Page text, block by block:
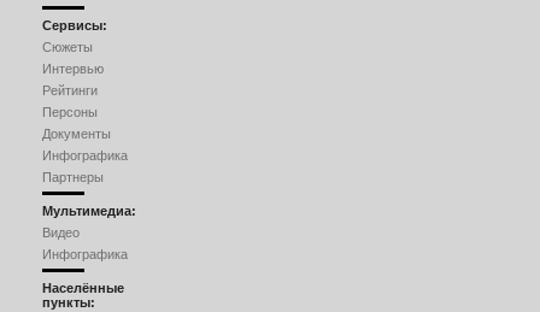
Сервисы:
Сюжеты
Интервью
Рейтинги
Персоны
Документы
Инфографика
Партнеры
Мультимедиа:
Видео
Инфографика
Населённые
пункты: